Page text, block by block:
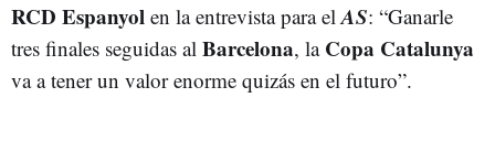
RCD Espanyol en la entrevista para elAS: “Ganarle
tres finales seguidas al Barcelona, la Copa Catalunya
va a tener un valor enorme quizás en el futuro”.